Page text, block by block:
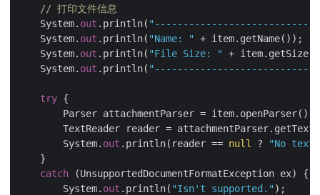
// 打印文件信息
    System.
out .println(
    System.
out .println( "Name: "
+ item.getName());
    System.
out .println( "File Size: "
+
    System.
out .println(
try {
        Parser attachmentParser = item.openParser();
TextReader reader =
        System.
out .println(reader == null ?
"No text"
    }
catch (UnsupportedDocumentFormatException ex) {
        System.
out .println( "Isn't supported." );